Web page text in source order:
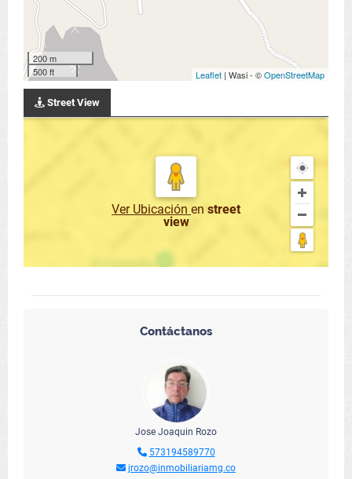
200 m
500 ft
Leaflet | Wasi - ©OpenStreetMap
Street View
Ver Ubicación en street
view
Contáctanos
Jose Joaquin Rozo
573194589770
jrozo@inmobiliariamg.co